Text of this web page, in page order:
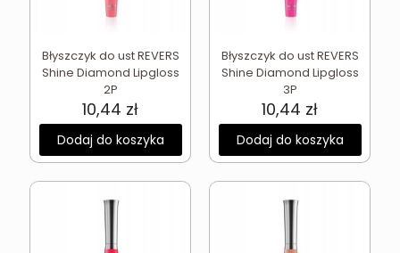
Błyszczyk do ust REVERS
Shine Diamond Lipgloss
2P
10,44 zł
Dodaj do koszyka
Błyszczyk do ust REVERS
Shine Diamond Lipgloss
3P
10,44 zł
Dodaj do koszyka